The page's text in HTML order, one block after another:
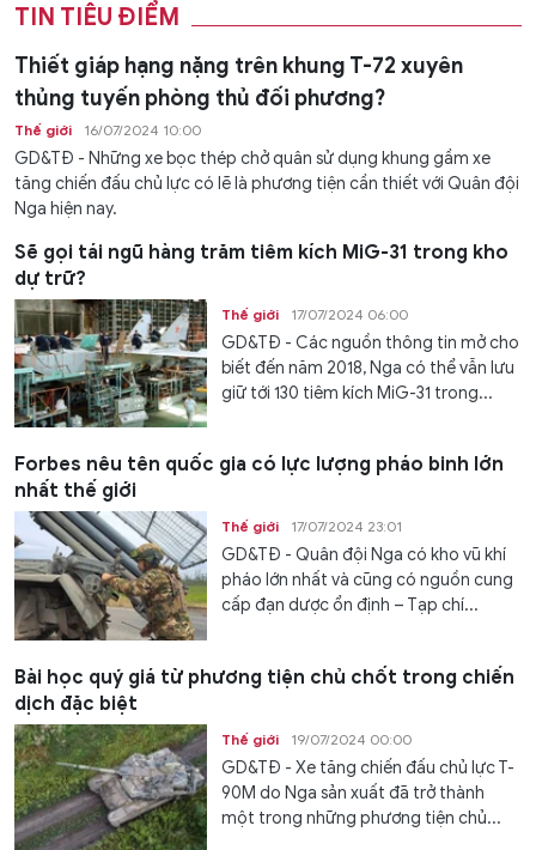
TIN TIÊU ĐIỂM
Thiết giáp hạng nặng trên khung T-72 xuyên
thủng tuyến phòng thủ đối phương?
Thế giới 16/07/2024 10:00
GD&TĐ - Những xe bọc thép chở quân sử dụng khung gầm xe
tăng chiến đấu chủ lực có lẽ là phương tiện cần thiết với Quân đội
Nga hiện nay.
Sẽ gọi tái ngũ hàng trăm tiêm kích MiG-31 trong kho
dự trữ?
Thế giới 17/07/2024 06:00
GD&TĐ - Các nguồn thông tin mở cho
biết đến năm 2018, Nga có thể vẫn lưu
giữ tới 130 tiêm kích MiG-31 trong...
Forbes nêu tên quốc gia có lực lượng pháo binh lớn
nhất thế giới
Thế giới 17/07/2024 23:01
GD&TĐ - Quân đội Nga có kho vũ khí
pháo lớn nhất và cũng có nguồn cung
cấp đạn dược ổn định – Tạp chí...
Bài học quý giá từ phương tiện chủ chốt trong chiến
dịch đặc biệt
Thế giới 19/07/2024 00:00
GD&TĐ - Xe tăng chiến đấu chủ lực T-
90M do Nga sản xuất đã trở thành
một trong những phương tiện chủ...